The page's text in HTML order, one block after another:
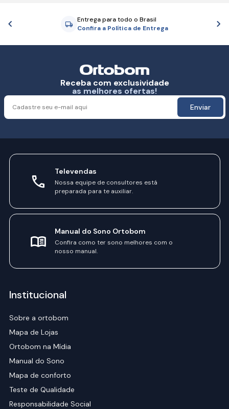
Entrega para todo o Brasil
Confira a Política de Entrega
Anterior
Receba com exclusividade
as melhores ofertas!
Enviar
Televendas
Nossa equipe de consultores está
preparada para te auxiliar.
Manual do Sono Ortobom
Confira como ter sono melhores com o
nosso manual.
Institucional
Sobre a ortobom
Mapa de Lojas
Ortobom na Mídia
Manual do Sono
Mapa de conforto
Teste de Qualidade
Responsabilidade Social